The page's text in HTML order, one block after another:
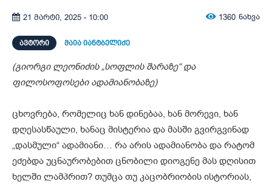
21 მარტი, 2025 - 10:00 1360 ნახვა
ᲐᲕᲢᲝᲠᲘ მაია იანტბელიძე
(გიორგი ლეონიძის „სოფლის შარაზე“ და
ფილოსოფოსები ადამიანობაზე)
ცხოვრება, რომელიც ხან დინებაა, ხან მორევი, ხან
დღესასწაული, ხანაც მისტერია და მასში გვირგვინად
„დასმული“ ადამიანი… რა არის ადამიანობა და რატომ
ეძებდა უცნაურობებით ცნობილი დიოგენე მას დღისით
ხელში ლამპრით? თუმცა თუ კაცობრიობის ისტორიას,